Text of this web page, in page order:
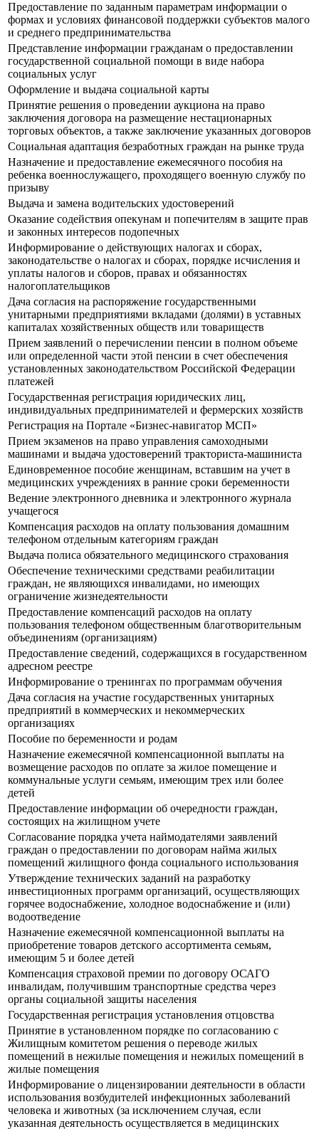
Предоставление по заданным параметрам информации о
формах и условиях финансовой поддержки субъектов малого
и среднего предпринимательства
Представление информации гражданам о предоставлении
государственной социальной помощи в виде набора
социальных услуг
Оформление и выдача социальной карты
Принятие решения о проведении аукциона на право
заключения договора на размещение нестационарных
торговых объектов, а также заключение указанных договоров
Социальная адаптация безработных граждан на рынке труда
Назначение и предоставление ежемесячного пособия на
ребенка военнослужащего, проходящего военную службу по
призыву
Выдача и замена водительских удостоверений
Оказание содействия опекунам и попечителям в защите прав
и законных интересов подопечных
Информирование о действующих налогах и сборах,
законодательстве о налогах и сборах, порядке исчисления и
уплаты налогов и сборов, правах и обязанностях
налогоплательщиков
Дача согласия на распоряжение государственными
унитарными предприятиями вкладами (долями) в уставных
капиталах хозяйственных обществ или товариществ
Прием заявлений о перечислении пенсии в полном объеме
или определенной части этой пенсии в счет обеспечения
установленных законодательством Российской Федерации
платежей
Государственная регистрация юридических лиц,
индивидуальных предпринимателей и фермерских хозяйств
Регистрация на Портале «Бизнес-навигатор МСП»
Прием экзаменов на право управления самоходными
машинами и выдача удостоверений тракториста-машиниста
Единовременное пособие женщинам, вставшим на учет в
медицинских учреждениях в ранние сроки беременности
Ведение электронного дневника и электронного журнала
учащегося
Компенсация расходов на оплату пользования домашним
телефоном отдельным категориям граждан
Выдача полиса обязательного медицинского страхования
Обеспечение техническими средствами реабилитации
граждан, не являющихся инвалидами, но имеющих
ограничение жизнедеятельности
Предоставление компенсаций расходов на оплату
пользования телефоном общественным благотворительным
объединениям (организациям)
Предоставление сведений, содержащихся в государственном
адресном реестре
Информирование о тренингах по программам обучения
Дача согласия на участие государственных унитарных
предприятий в коммерческих и некоммерческих
организациях
Пособие по беременности и родам
Назначение ежемесячной компенсационной выплаты на
возмещение расходов по оплате за жилое помещение и
коммунальные услуги семьям, имеющим трех или более
детей
Предоставление информации об очередности граждан,
состоящих на жилищном учете
Согласование порядка учета наймодателями заявлений
граждан о предоставлении по договорам найма жилых
помещений жилищного фонда социального использования
Утверждение технических заданий на разработку
инвестиционных программ организаций, осуществляющих
горячее водоснабжение, холодное водоснабжение и (или)
водоотведение
Назначение ежемесячной компенсационной выплаты на
приобретение товаров детского ассортимента семьям,
имеющим 5 и более детей
Компенсация страховой премии по договору ОСАГО
инвалидам, получившим транспортные средства через
органы социальной защиты населения
Государственная регистрация установления отцовства
Принятие в установленном порядке по согласованию с
Жилищным комитетом решения о переводе жилых
помещений в нежилые помещения и нежилых помещений в
жилые помещения
Информирование о лицензировании деятельности в области
использования возбудителей инфекционных заболеваний
человека и животных (за исключением случая, если
указанная деятельность осуществляется в медицинских